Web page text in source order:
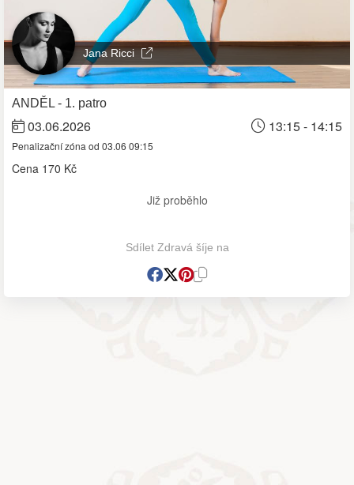
Jana Ricci
ANDĚL - 1. patro
03.06.2026 13:15 - 14:15
Penalizační zóna od 03.06 09:15
Cena 170 Kč
Již proběhlo
Sdílet Zdravá šíje na